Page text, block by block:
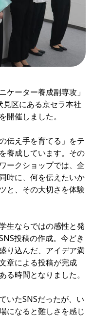
ケーター養成副専攻」
区にある京セラ本社
開催しました。
伝え手を育てる」をテ
養成しています。その
ークショップでは、企
時に、何を伝えたいか
と、その大切さを体験
生ならではの感性と発
投稿の作成。今どき
り込んだ、アイデア満
章による投稿が完成
る時間となりました。
いたSNSだったが、い
になると難しさを感じ